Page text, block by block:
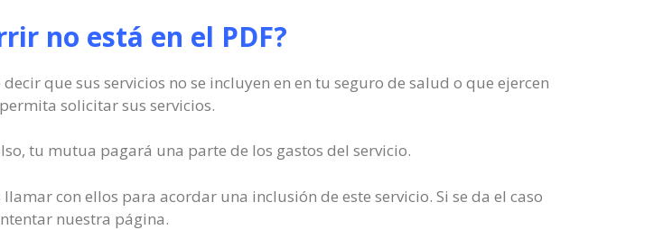
no está en el PDF?
que sus servicios no se incluyen en en tu seguro de salud o que ejercen
solicitar sus servicios.
tu mutua pagará una parte de los gastos del servicio.
con ellos para acordar una inclusión de este servicio. Si se da el caso
nuestra página.